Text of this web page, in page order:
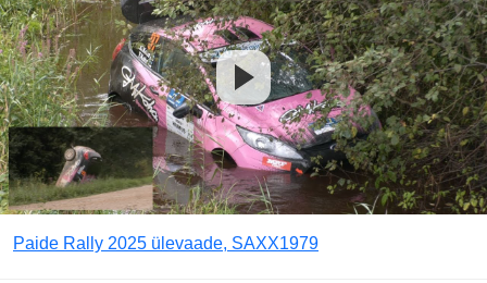
Paide Rally 2025 ülevaade, SAXX1979